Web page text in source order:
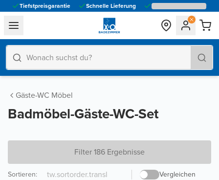
Tiefstpreisgarantie Schnelle Lieferung
general.navigation.toggle_menu.label
Gäste-WC Möbel
Badmöbel-Gäste-WC-Set
Filter 186 Ergebnisse
Vergleichen
Sortieren: